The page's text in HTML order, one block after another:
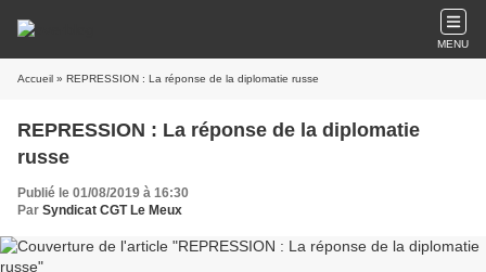
MENU
Accueil » REPRESSION : La réponse de la diplomatie russe
REPRESSION : La réponse de la diplomatie
russe
Publié le 01/08/2019 à 16:30
Par Syndicat CGT Le Meux